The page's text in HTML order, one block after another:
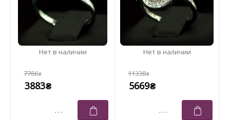
7766₴
3883₴
11338₴
5669₴